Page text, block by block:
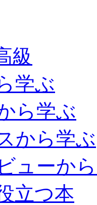
級
学ぶ
ら学ぶ
から学ぶ
ューか
立つ本